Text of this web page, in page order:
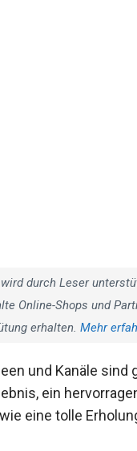
durch Leser
Online-Shops und
erhalten. Mehr
und Kanäle sind
ein
eine tolle